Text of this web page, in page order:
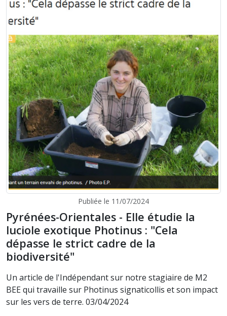
Publiée le 11/07/2024
Pyrénées-Orientales - Elle étudie la
luciole exotique Photinus : "Cela
dépasse le strict cadre de la
biodiversité"
Un article de l'Indépendant sur notre stagiaire de M2
BEE qui travaille sur Photinus signaticollis et son impact
sur les vers de terre. 03/04/2024